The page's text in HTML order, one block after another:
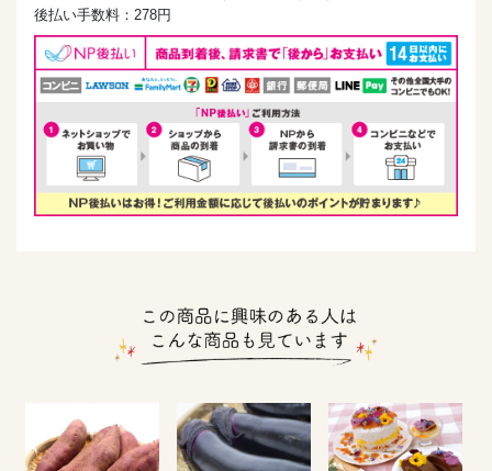
後払い手数料：278円